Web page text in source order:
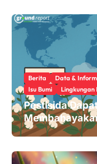
Berita Data &
Isu Bumi
Lingkungan
Pestisida
Usus Kita